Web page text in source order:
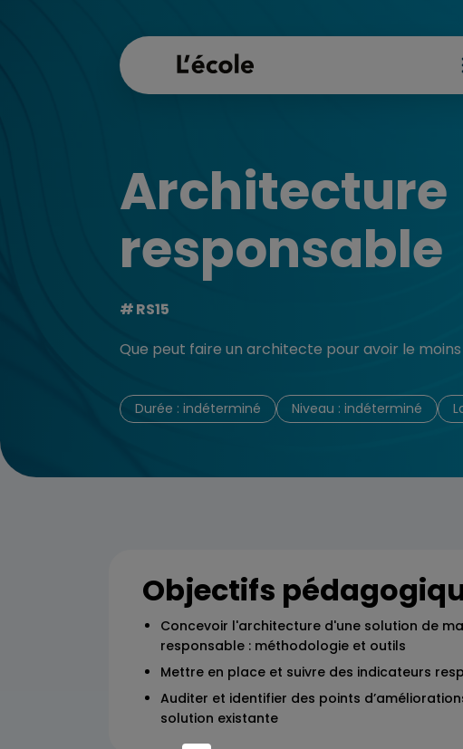
Architecture
responsable
RS15
Que peut faire un architecte pour avoir le
Durée : indéterminé Niveau : indéterminé
Objectifs
Concevoir l'architecture d'une solution de
responsable : méthodologie et outils
Mettre en place et suivre des indicateurs
Auditer et identifier des points
solution existante